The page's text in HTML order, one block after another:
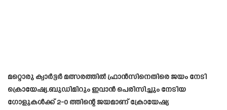
മറ്റൊരു ക്വാർട്ടർ മത്സരത്തിൽ ഫ്രാൻസിനെതിരെ ജയം നേടി
ക്രൊയേഷ്യ.ബുഡിമിറും ഇവാൻ പെരിസിച്ചും നേടിയ
ഗോളുകൾക്ക് 2-0 ത്തിന്റെ ജയമാണ് ക്രോയേഷ്യ